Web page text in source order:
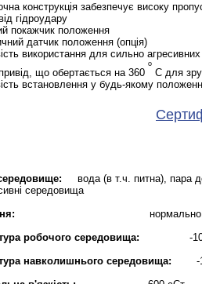
конструкція забезпечує високу
гідроудару
покажчик положення
датчик положення (опція)
використання для сильно
що обертається на 360
о
С для
встановлення у будь-якому
вода (в т.ч. питна), пара до
середовища
нормально закритий,
робочого середовища: -
навколишнього середовища: -